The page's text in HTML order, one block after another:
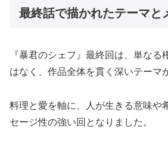
最終話で描かれたテーマと
『暴君のシェフ』最終回は、単なる
はなく、作品全体を貫く深いテーマ
料理と愛を軸に、人が生きる意味や
セージ性の強い回となりました。